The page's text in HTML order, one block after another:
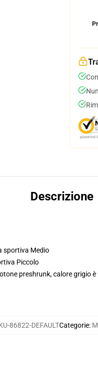
Descrizione
sportiva Medio
Piccolo
preshrunk, calore grigio
86822-DEFAULTCategorie: